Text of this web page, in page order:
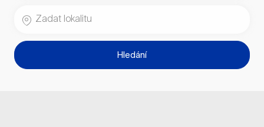
Hledání